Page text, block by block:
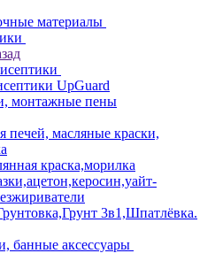
материалы
UpGuard
монтажные пены
печей, масляные краски,
краска,морилка
3в1,Шпатлёвка.
банные аксессуары